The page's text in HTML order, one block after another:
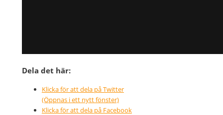
Dela det här:
Klicka för att dela på Twitter
(Öppnas i ett nytt fönster)
Klicka för att dela på Facebook